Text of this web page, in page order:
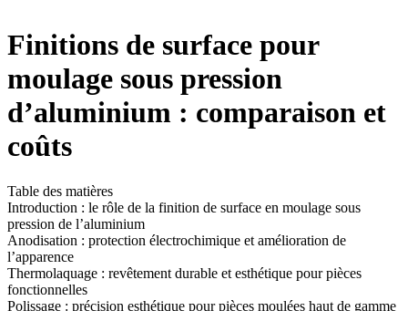
Finitions de surface pour
moulage sous pression
d’aluminium : comparaison et
coûts
Table des matières
Introduction : le rôle de la finition de surface en moulage sous
pression de l’aluminium
Anodisation : protection électrochimique et amélioration de
l’apparence
Thermolaquage : revêtement durable et esthétique pour pièces
fonctionnelles
Polissage : précision esthétique pour pièces moulées haut de gamme